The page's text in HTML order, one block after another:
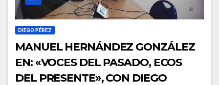
DIEGO PÉREZ
MANUEL HERNÁNDEZ GONZÁLEZ
EN: «VOCES DEL PASADO, ECOS
DEL PRESENTE», CON DIEGO